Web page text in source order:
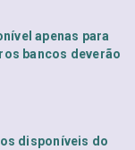
apenas para
bancos deverão
disponíveis do